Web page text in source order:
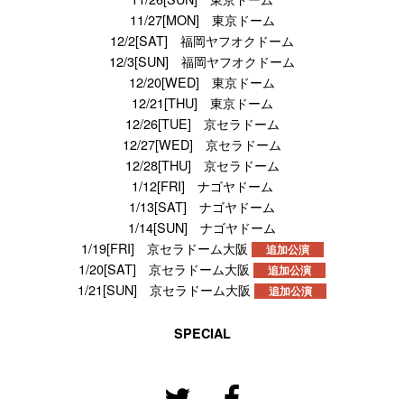
11/27[MON] 東京ドーム
12/2[SAT] 福岡ヤフオクドーム
12/3[SUN] 福岡ヤフオクドーム
12/20[WED] 東京ドーム
12/21[THU] 東京ドーム
12/26[TUE] 京セラドーム
12/27[WED] 京セラドーム
12/28[THU] 京セラドーム
1/12[FRI] ナゴヤドーム
1/13[SAT] ナゴヤドーム
1/14[SUN] ナゴヤドーム
1/19[FRI] 京セラドーム大阪
追加公演
1/20[SAT] 京セラドーム大阪 追加公演
1/21[SUN] 京セラドーム大阪 追加公演
SPECIAL